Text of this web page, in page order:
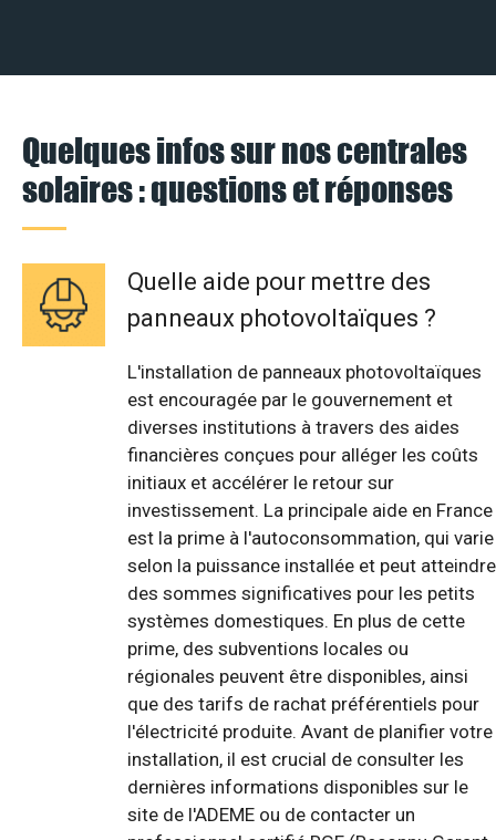
Quelques infos sur nos centrales
solaires : questions et réponses
Quelle aide pour mettre des
panneaux photovoltaïques ?
L'installation de panneaux photovoltaïques
est encouragée par le gouvernement et
diverses institutions à travers des aides
financières conçues pour alléger les coûts
initiaux et accélérer le retour sur
investissement. La principale aide en France
est la prime à l'autoconsommation, qui varie
selon la puissance installée et peut atteindre
des sommes significatives pour les petits
systèmes domestiques. En plus de cette
prime, des subventions locales ou
régionales peuvent être disponibles, ainsi
que des tarifs de rachat préférentiels pour
l'électricité produite. Avant de planifier votre
installation, il est crucial de consulter les
dernières informations disponibles sur le
site de l'ADEME ou de contacter un